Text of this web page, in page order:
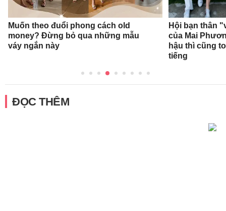
Muốn theo đuổi phong cách old
money? Đừng bỏ qua những mẫu
váy ngắn này
Hội bạn thân
của Mai
hậu thì cũng
tiếng
ĐỌC THÊM